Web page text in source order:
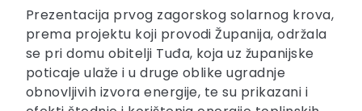
Prezentacija prvog zagorskog solarnog krova,
prema projektu koji provodi Županija, održala
se pri domu obitelji Tuđa, koja uz županijske
poticaje ulaže i u druge oblike ugradnje
obnovljivih izvora energije, te su prikazani i